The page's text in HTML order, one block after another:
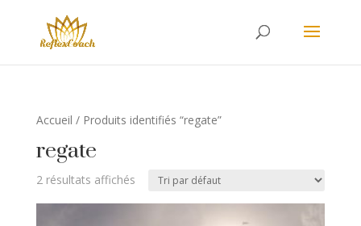
Accueil / Produits identifiés “regate”
regate
2 résultats affichés